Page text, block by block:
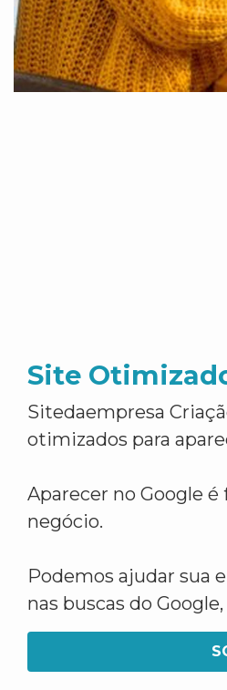
Site
Sitedaempresa
otimizados para
Aparecer no Google
negócio.
Podemos ajudar sua
nas buscas do